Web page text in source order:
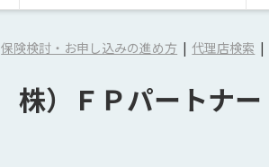
保険検討・お申し込みの進め方 代理店検索
株）ＦＰパートナー